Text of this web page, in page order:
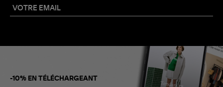
-10% EN TÉLÉCHARGEANT